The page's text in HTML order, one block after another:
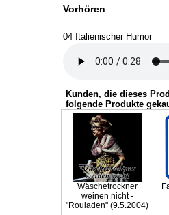
Vorhören
04 Italienischer Humor
Kunden, die dieses
folgende Produkte
Wäschetrockner
weinen nicht -
"Rouladen" (9.5.2004)